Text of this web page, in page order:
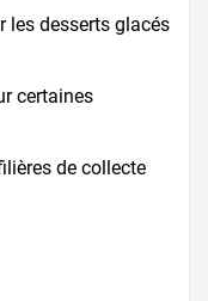
les desserts glacés
certaines
de collecte